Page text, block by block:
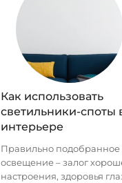
Как использовать
светильники-споты
интерьере
Правильно подобранное
освещение – залог
настроения, здоровья